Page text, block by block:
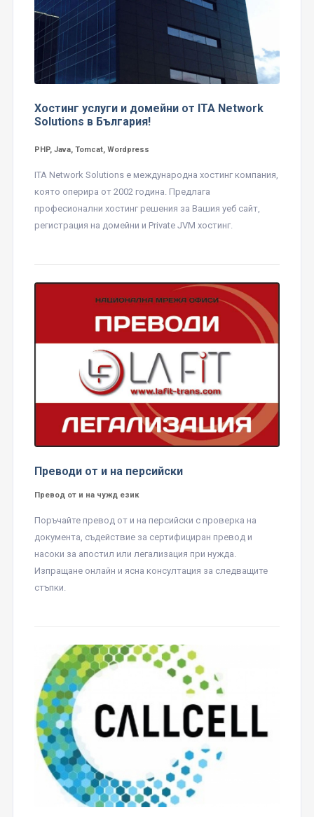
Хостинг услуги и домейни от ITA Network
Solutions в България!
PHP, Java, Tomcat, Wordpress
ITA Network Solutions е международна хостинг компания,
която оперира от 2002 година. Предлага
професионални хостинг решения за Вашия уеб сайт,
регистрация на домейни и Private JVM хостинг.
Преводи от и на персийски
Превод от и на чужд език
Поръчайте превод от и на персийски с проверка на
документа, съдействие за сертифициран превод и
насоки за апостил или легализация при нужда.
Изпращане онлайн и ясна консултация за следващите
стъпки.